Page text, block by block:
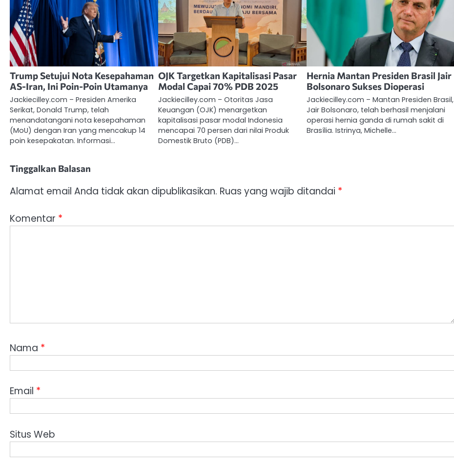
Trump Setujui Nota Kesepahaman
AS-Iran, Ini Poin-Poin Utamanya
Jackiecilley.com – Presiden Amerika
Serikat, Donald Trump, telah
menandatangani nota kesepahaman
(MoU) dengan Iran yang mencakup 14
poin kesepakatan. Informasi…
OJK Targetkan Kapitalisasi Pasar
Modal Capai 70% PDB 2025
Jackiecilley.com – Otoritas Jasa
Keuangan (OJK) menargetkan
kapitalisasi pasar modal Indonesia
mencapai 70 persen dari nilai Produk
Domestik Bruto (PDB)…
Hernia Mantan Presiden Brasil Jair
Bolsonaro Sukses Dioperasi
Jackiecilley.com – Mantan Presiden Brasil,
Jair Bolsonaro, telah berhasil menjalani
operasi hernia ganda di rumah sakit di
Brasília. Istrinya, Michelle…
Tinggalkan Balasan
Alamat email Anda tidak akan dipublikasikan. Ruas yang wajib ditandai *
Komentar *
Nama *
Email *
Situs Web